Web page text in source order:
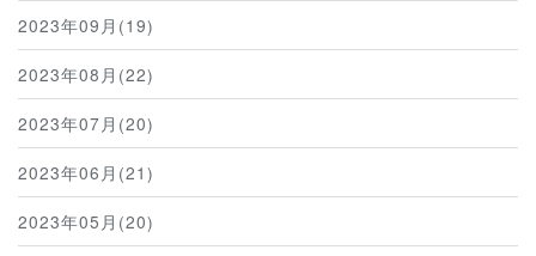
2023年09月(19)
2023年08月(22)
2023年07月(20)
2023年06月(21)
2023年05月(20)